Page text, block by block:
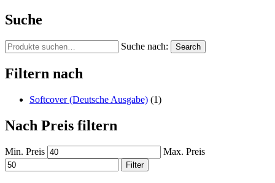
Suche
Suche nach: Search
Filtern nach
Softcover (Deutsche Ausgabe) (1)
Nach Preis filtern
Min. Preis Max. Preis
Filter